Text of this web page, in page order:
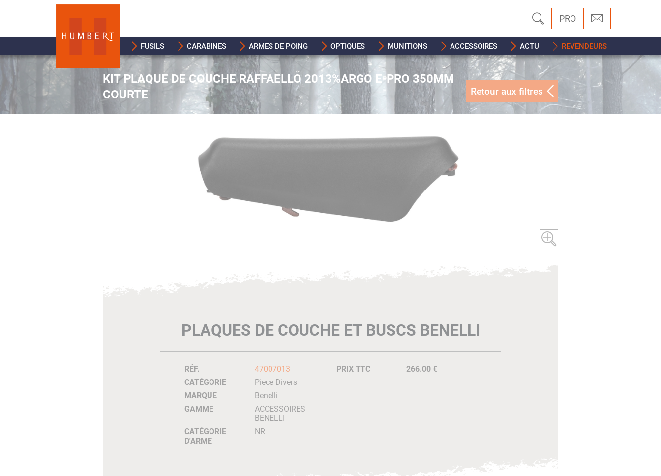
PRO
FUSILS CARABINES ARMES DE POING OPTIQUES MUNITIONS ACCESSOIRES ACTU REVENDEURS
KIT PLAQUE DE COUCHE RAFFAELLO 2013%ARGO E-PRO 350MM
COURTE
Retour aux filtres
PLAQUES DE COUCHE ET BUSCS BENELLI
RÉF.
47007013
CATÉGORIE
Piece Divers
MARQUE
Benelli
GAMME
ACCESSOIRES
BENELLI
CATÉGORIE
D'ARME
NR
PRIX TTC 266.00 €